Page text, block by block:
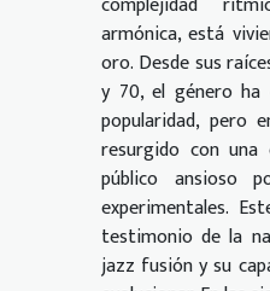
armónica, está
oro. Desde sus
y 70, el género ha
popularidad, pero
resurgido con una
público ansioso
experimentales.
testimonio de la
jazz fusión y su